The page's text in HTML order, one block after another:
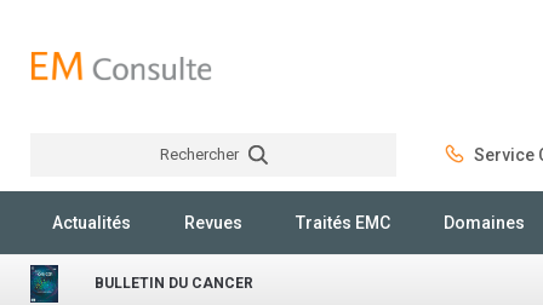
Rechercher Service
Actualités Revues Traités EMC Domaines
BULLETIN DU CANCER